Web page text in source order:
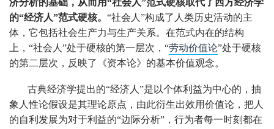
济分析的基础，从而用“社会人”范式硬核取代了西方经济学
的“经济人”范式硬核。 “社会人”构成了人类历史活动的主
体，它包括社会生产力与生产关系。在范式内在的结构
上，“社会人”处于硬核的第一层次，“劳动价值论”处于硬核
的第二层次，反映了《资本论》的基本价值观念。
古典经济学提出的“经济人”是以个体利益为中心的，抽
象人性论假设是其理论原点，由此衍生出效用价值论，把人
的自利发展为对于利益的“边际分析”，行为者每一时刻都在